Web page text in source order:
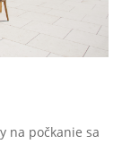
na počkanie sa